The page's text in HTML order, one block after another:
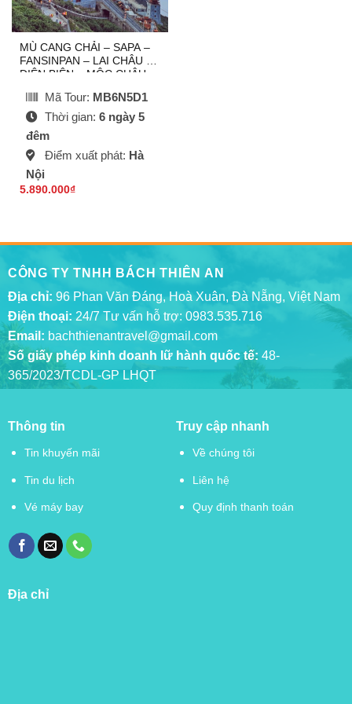
MÙ CANG CHẢI – SAPA –
FANSINPAN – LAI CHÂU –
ĐIỆN BIÊN – MỘC CHÂU –
Mã Tour: MB6N5D1
Thời gian: 6 ngày 5
đêm
Điểm xuất phát: Hà
Nội
5.890.000₫
CÔNG TY TNHH BÁCH THIÊN AN
Địa chỉ: 96 Phan Văn Đáng, Hoà Xuân, Đà Nẵng, Việt Nam
Điện thoại: 24/7 Tư vấn hỗ trợ: 0983.535.716
Email: bachthienantravel@gmail.com
Số giấy phép kinh doanh lữ hành quốc tế: 48-
365/2023/TCDL-GP LHQT
Thông tin
Tin khuyến mãi
Tin du lịch
Vé máy bay
Truy cập nhanh
Về chúng tôi
Liên hệ
Quy định thanh toán
Địa chỉ